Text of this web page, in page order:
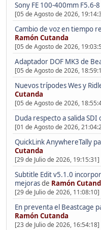
Sony FE 100-400mm F5.6-8
[05 de Agosto de 2026,
Cambio de voz en tiempo
Ramón Cutanda
[05 de Agosto de 2026,
Adaptador DOF MK3 de
[05 de Agosto de 2026,
Nuevos trípodes Wes y
Cutanda
[05 de Agosto de 2026,
Duda respecto a salida
[01 de Agosto de 2026,
QuickLink AnywhereTally
Cutanda
[29 de Julio de 2026, 19:15:31]
Subtitle Edit v5.1.0
mejorasde Ramón
[29 de Julio de 2026, 11:08:10]
En preventa el Beastcage
Ramón Cutanda
[23 de Julio de 2026, 16:54:18]